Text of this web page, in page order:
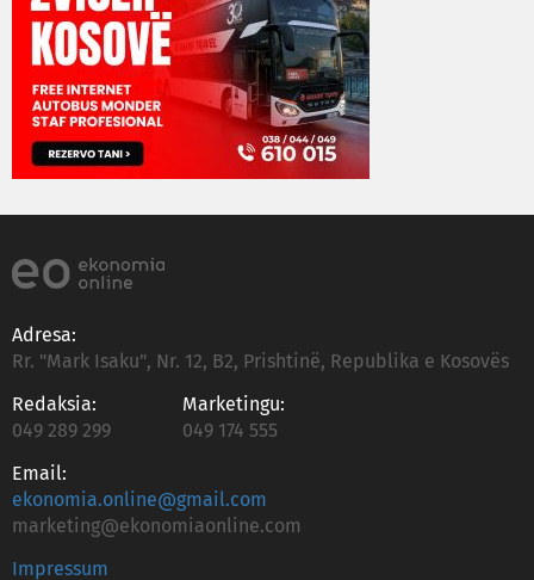
Adresa:
Rr. "Mark Isaku", Nr. 12, B2, Prishtinë, Republika e Kosovës
Redaksia:
049 289 299
Marketingu:
049 174 555
Email:
ekonomia.online@gmail.com
marketing@ekonomiaonline.com
Impressum